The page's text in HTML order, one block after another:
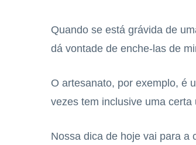
Quando se está grávida de
dá vontade de enche-las de
O artesanato, por exemplo, é
vezes tem inclusive uma certa
Nossa dica de hoje vai para a